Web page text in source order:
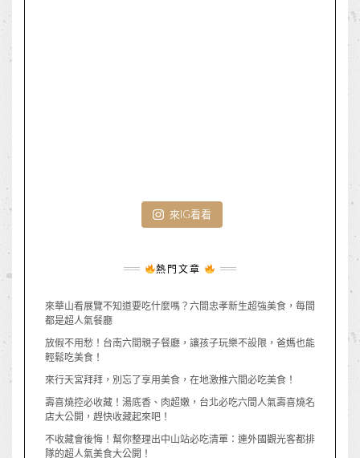
來IG看看
熱門文章
來華山看展覽不知道要吃什麼嗎？六間忠孝新生超強美食，每間
都是超人氣餐廳
放假不用愁！台南六間親子餐廳，讓孩子玩樂不設限，爸媽也能
輕鬆吃美食！
來行天宮拜拜，別忘了享用美食，在地激推六間必吃美食！
壽喜燒控必收藏！湯底香、肉超嫩，台北必吃六間人氣壽喜燒名
店大公開，趕快收藏起來吧！
不收藏會後悔！幫你整理出中山站必吃清單：連外國觀光客都排
隊的超人氣美食大公開！